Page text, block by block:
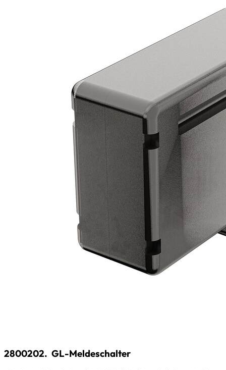
2800202. GL-Meldeschalter